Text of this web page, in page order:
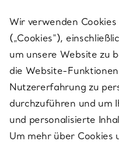
SERVICES
ÜBER TIFFANY & CO.
RECHTLICHE HINWEISE
Wir verwenden
(„Cookies“),
um unsere Website zu
die Website-
Nutzererfahrung zu
durchzuführen und um
und personalisierte
Um mehr über Cookies